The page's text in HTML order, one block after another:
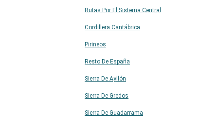
Rutas Por El Sistema Central
Cordillera Cantábrica
Pirineos
Resto De España
Sierra De Ayllón
Sierra De Gredos
Sierra De Guadarrama